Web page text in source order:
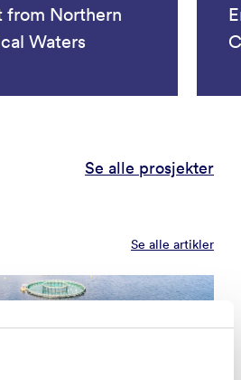
from Northern
Waters
Se alle prosjekter
Se alle artikler